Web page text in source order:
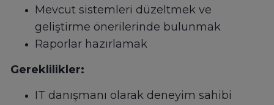
Mevcut sistemleri düzeltmek ve
geliştirme önerilerinde bulunmak
Raporlar hazırlamak
Gereklilikler:
IT danışmanı olarak deneyim sahibi